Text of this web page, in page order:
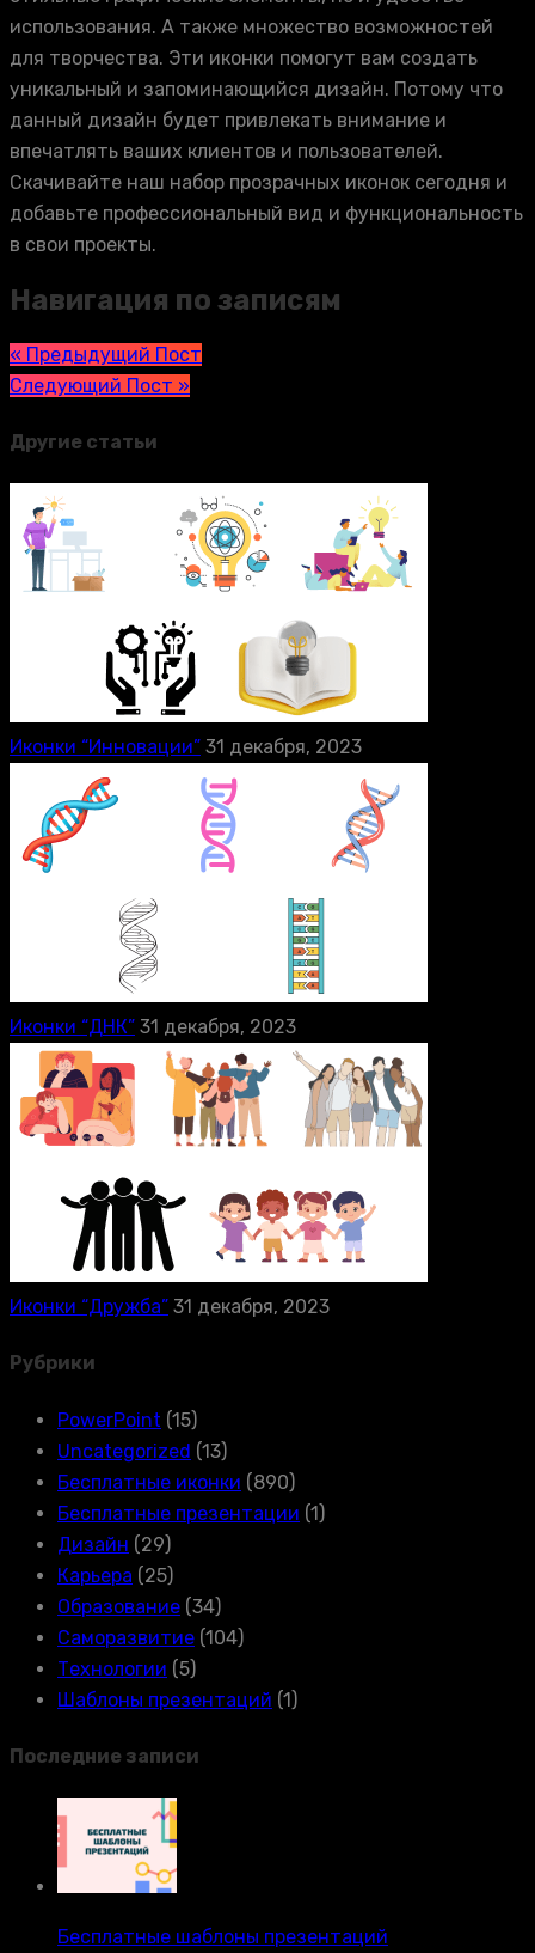
использования. А также множество возможностей
для творчества. Эти иконки помогут вам создать
уникальный и запоминающийся дизайн. Потому что
данный дизайн будет привлекать внимание и
впечатлять ваших клиентов и пользователей.
Скачивайте наш набор прозрачных иконок сегодня и
добавьте профессиональный вид и функциональность
в свои проекты.
Навигация по записям
« Предыдущий Пост
Следующий Пост »
Другие статьи
Иконки “Инновации” 31 декабря, 2023
Иконки “ДНК” 31 декабря, 2023
Иконки “Дружба” 31 декабря, 2023
Рубрики
PowerPoint (15)
Uncategorized (13)
Бесплатные иконки (890)
Бесплатные презентации (1)
Дизайн (29)
Карьера (25)
Образование (34)
Саморазвитие (104)
Технологии (5)
Шаблоны презентаций (1)
Последние записи
Бесплатные шаблоны презентаций